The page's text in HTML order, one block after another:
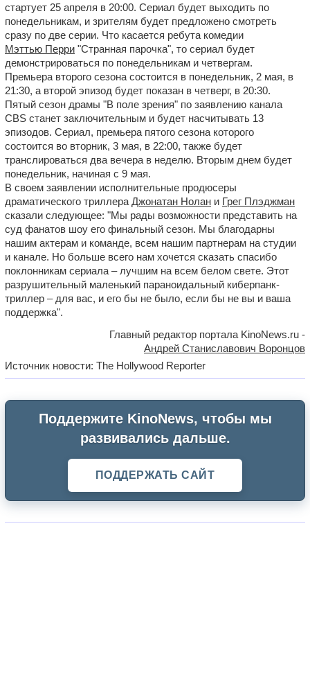
стартует 25 апреля в 20:00. Сериал будет выходить по
понедельникам, и зрителям будет предложено смотреть
сразу по две серии. Что касается ребута комедии
Мэттью Перри "Странная парочка", то сериал будет
демонстрироваться по понедельникам и четвергам.
Премьера второго сезона состоится в понедельник, 2 мая, в
21:30, а второй эпизод будет показан в четверг, в 20:30.
Пятый сезон драмы "В поле зрения" по заявлению канала
CBS станет заключительным и будет насчитывать 13
эпизодов. Сериал, премьера пятого сезона которого
состоится во вторник, 3 мая, в 22:00, также будет
транслироваться два вечера в неделю. Вторым днем будет
понедельник, начиная с 9 мая.
В своем заявлении исполнительные продюсеры
драматического триллера Джонатан Нолан и Грег Плэджман
сказали следующее: "Мы рады возможности представить на
суд фанатов шоу его финальный сезон. Мы благодарны
нашим актерам и команде, всем нашим партнерам на студии
и канале. Но больше всего нам хочется сказать спасибо
поклонникам сериала – лучшим на всем белом свете. Этот
разрушительный маленький параноидальный киберпанк-
триллер – для вас, и его бы не было, если бы не вы и ваша
поддержка".
Главный редактор портала KinoNews.ru -
Андрей Станиславович Воронцов
Источник новости: The Hollywood Reporter
Поддержите KinoNews, чтобы мы
развивались дальше.
ПОДДЕРЖАТЬ САЙТ